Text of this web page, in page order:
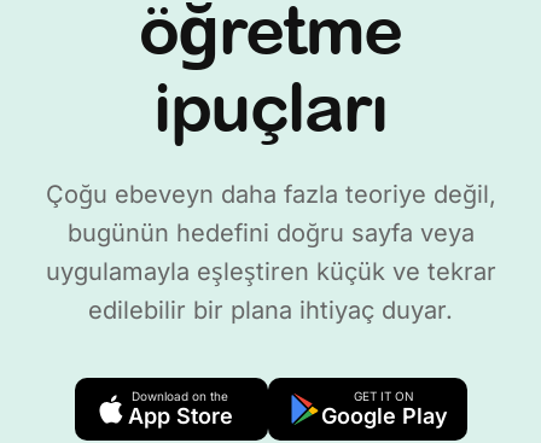
öğretme
ipuçları
Çoğu ebeveyn daha fazla teoriye değil,
bugünün hedefini doğru sayfa veya
uygulamayla eşleştiren küçük ve tekrar
edilebilir bir plana ihtiyaç duyar.
Download on the
App Store
GET IT ON
Google Play